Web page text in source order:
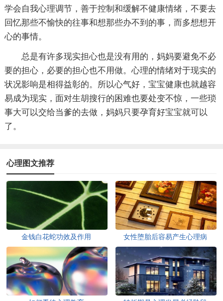
学会自我心理调节，善于控制和缓解不健康情绪，不要去
回忆那些不愉快的往事和想那些办不到的事，而多想想开
心的事情。
总是有许多现实担心也是没有用的，妈妈要避免不必
要的担心，必要的担心也不用做。心理的情绪对于现实的
状况影响是相得益彰的。所以心气好，宝宝健康也就越容
易成为现实，面对生胡搜行的困难也要处变不惊，一些琐
事大可以交给当爹的去做，妈妈只要孕育好宝宝就可以
了。
心理图文推荐
金钱白花蛇功效及作用 女性堕胎后容易产生心理病